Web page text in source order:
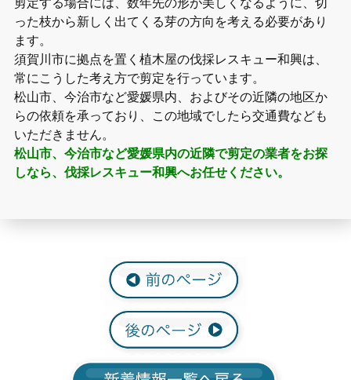
った枝から新しく出てくる芽の方向を考える必要があり
ます。
須賀川市に拠点を置く植木屋の伐採レスキュー和興は、
常にこうした考え方で剪定を行っています。
松山市、今治市など愛媛県内、およびその近隣の地区か
らの依頼を承っており、この地域でしたら交通費なども
いただきません。
松山市、今治市など愛媛県内の近隣で剪定の業者をお探
しなら、伐採レスキュー和興へお任せください。